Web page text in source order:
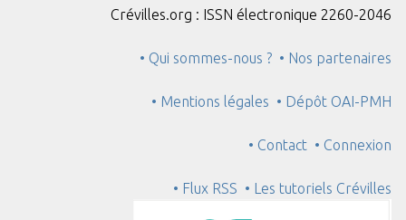
Crévilles.org : ISSN électronique 2260-2046
• Qui sommes-nous ? • Nos partenaires
• Mentions légales • Dépôt OAI-PMH
• Contact • Connexion
• Flux RSS • Les tutoriels Crévilles